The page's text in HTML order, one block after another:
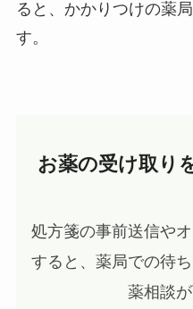
ると、かかりつけの薬
す。
お薬の受け取り
処方箋の事前送信や
すると、薬局での待
薬相談が